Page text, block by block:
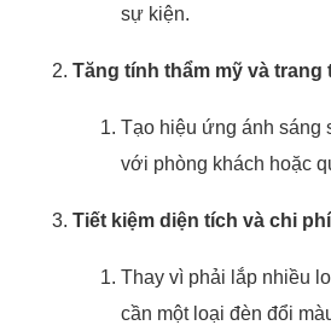
sự kiện.
Tăng tính thẩm mỹ và trang
Tạo hiệu ứng ánh sáng
với phòng khách hoặc
Tiết kiệm diện tích và chi
Thay vì phải lắp nhiều
cần một loại đèn đổi